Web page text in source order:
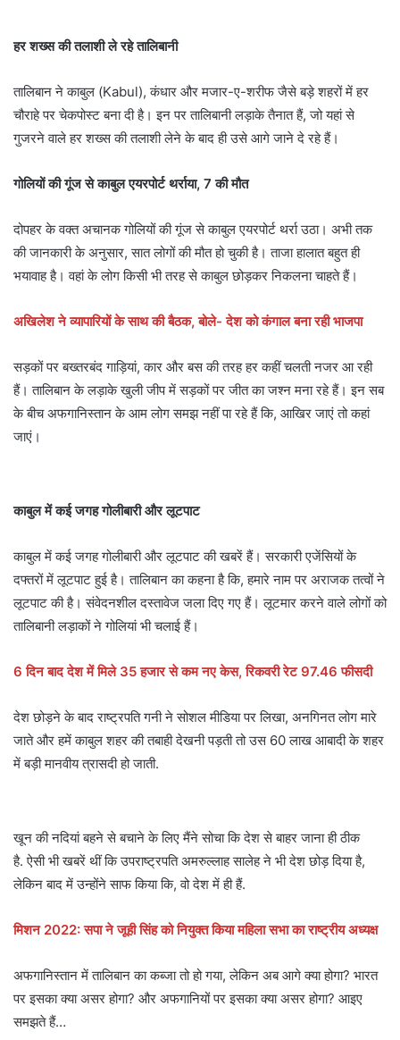
हर शख्स की तलाशी ले रहे तालिबानी
तालिबान ने काबुल (Kabul), कंधार और मजार-ए-शरीफ जैसे बड़े शहरों में हर
चौराहे पर चेकपोस्ट बना दी है। इन पर तालिबानी लड़ाके तैनात हैं, जो यहां से
गुजरने वाले हर शख्स की तलाशी लेने के बाद ही उसे आगे जाने दे रहे हैं।
गोलियों की गूंज से काबुल एयरपोर्ट थर्राया, 7 की मौत
दोपहर के वक्त अचानक गोलियों की गूंज से काबुल एयरपोर्ट थर्रा उठा। अभी तक
की जानकारी के अनुसार, सात लोगों की मौत हो चुकी है। ताजा हालात बहुत ही
भयावाह है। वहां के लोग किसी भी तरह से काबुल छोड़कर निकलना चाहते हैं।
अखिलेश ने व्यापारियों के साथ की बैठक, बोले- देश को कंगाल बना रही भाजपा
सड़कों पर बख्तरबंद गाड़ियां, कार और बस की तरह हर कहीं चलती नजर आ रही
हैं। तालिबान के लड़ाके खुली जीप में सड़कों पर जीत का जश्न मना रहे हैं। इन सब
के बीच अफगानिस्तान के आम लोग समझ नहीं पा रहे हैं कि, आखिर जाएं तो कहां
जाएं।
काबुल में कई जगह गोलीबारी और लूटपाट
काबुल में कई जगह गोलीबारी और लूटपाट की खबरें हैं। सरकारी एजेंसियों के
दफ्तरों में लूटपाट हुई है। तालिबान का कहना है कि, हमारे नाम पर अराजक तत्वों ने
लूटपाट की है। संवेदनशील दस्तावेज जला दिए गए हैं। लूटमार करने वाले लोगों को
तालिबानी लड़ाकों ने गोलियां भी चलाई हैं।
6 दिन बाद देश में मिले 35 हजार से कम नए केस, रिकवरी रेट 97.46 फीसदी
देश छोड़ने के बाद राष्ट्रपति गनी ने सोशल मीडिया पर लिखा, अनगिनत लोग मारे
जाते और हमें काबुल शहर की तबाही देखनी पड़ती तो उस 60 लाख आबादी के शहर
में बड़ी मानवीय त्रासदी हो जाती.
खून की नदियां बहने से बचाने के लिए मैंने सोचा कि देश से बाहर जाना ही ठीक
है. ऐसी भी खबरें थीं कि उपराष्ट्रपति अमरुल्लाह सालेह ने भी देश छोड़ दिया है,
लेकिन बाद में उन्होंने साफ किया कि, वो देश में ही हैं.
मिशन 2022: सपा ने जूही सिंह को नियुक्त किया महिला सभा का राष्ट्रीय अध्यक्ष
अफगानिस्तान में तालिबान का कब्जा तो हो गया, लेकिन अब आगे क्या होगा? भारत
पर इसका क्या असर होगा? और अफगानियों पर इसका क्या असर होगा? आइए
समझते हैं…